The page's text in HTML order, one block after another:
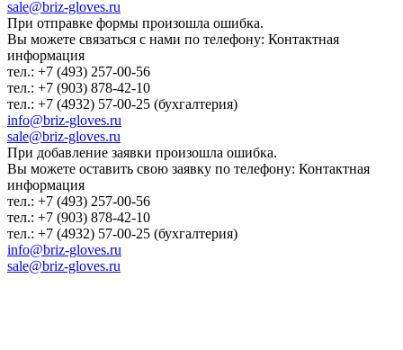
sale@briz-gloves.ru
При отправке формы произошла ошибка.
Вы можете связаться с нами по телефону: Контактная
информация
тел.: +7 (493) 257-00-56
тел.: +7 (903) 878-42-10
тел.: +7 (4932) 57-00-25 (бухгалтерия)
info@briz-gloves.ru
sale@briz-gloves.ru
При добавление заявки произошла ошибка.
Вы можете оставить свою заявку по телефону: Контактная
информация
тел.: +7 (493) 257-00-56
тел.: +7 (903) 878-42-10
тел.: +7 (4932) 57-00-25 (бухгалтерия)
info@briz-gloves.ru
sale@briz-gloves.ru